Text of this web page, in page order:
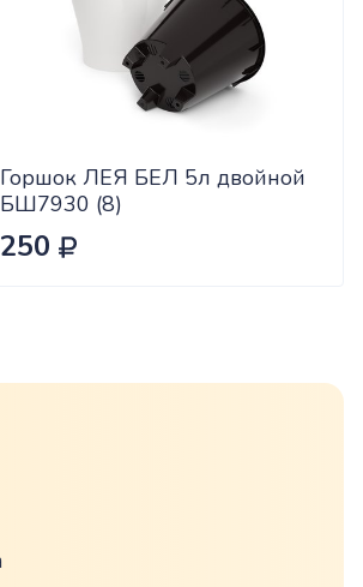
Горшок ЛЕЯ БЕЛ 5л двойной
БШ7930 (8)
250